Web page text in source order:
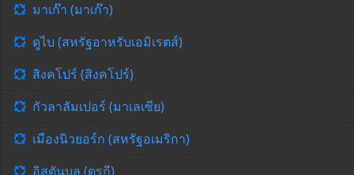
มาเก๊า (มาเก๊า)
ดูไบ (สหรัฐอาหรับเอมิเรตส์)
สิงคโปร์ (สิงคโปร์)
กัวลาลัมเปอร์ (มาเลเซีย)
เมืองนิวยอร์ก (สหรัฐอเมริกา)
อิสตันบูล (ตุรกี)